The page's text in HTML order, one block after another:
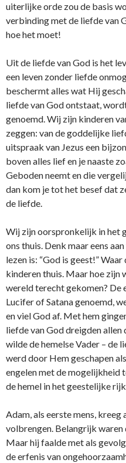
uiterlijke orde zou de basis
verbinding met de liefde van
hoe het moet!
Uit de liefde van God is het
een leven zonder liefde
beschermt alles wat Hij
liefde van God o­ntstaat,
genoemd. Wij zijn kinderen
zeggen: van de goddelijke
uitspraak van Jezus een
boven alles lief en je naaste
Geboden neemt en die
dan kom je tot het besef dat
de liefde.
Wij zijn oorspronkelijk in het
o­ns thuis. Denk maar eens
lezen is: “God is geest!”
kinderen thuis. Maar hoe zijn
wereld terecht gekomen? De
Lucifer of Satana genoemd,
en viel God af. Met hem
liefde van God dreigden
wilde de hemelse Vader – de
werd door Hem geschapen
engelen met de mogelijkheid
de hemel in het geestelijke
Adam, als eerste mens,
volbrengen. Belangrijk
Maar hij faalde met als
de erfenis van